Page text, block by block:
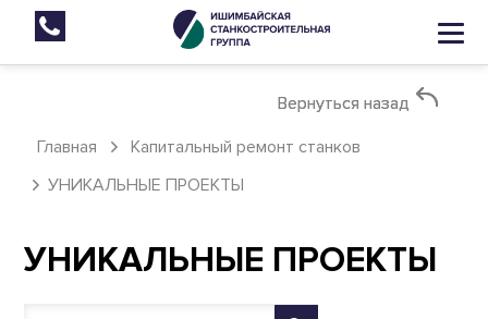
Вернуться назад
Главная
Вернуться назад
Капитальный ремонт станков
УНИКАЛЬНЫЕ ПРОЕКТЫ
УНИКАЛЬНЫЕ ПРОЕКТЫ